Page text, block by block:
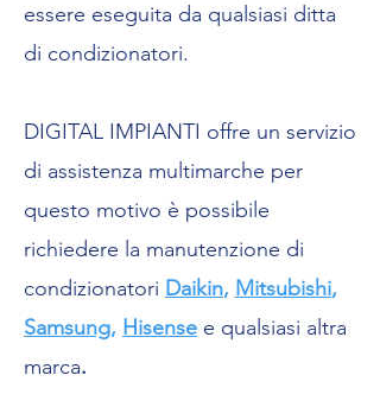
essere eseguita da qualsiasi ditta
di condizionatori.
DIGITAL IMPIANTI offre un servizio
di assistenza multimarche per
questo motivo è possibile
richiedere la manutenzione di
condizionatori Daikin, Mitsubishi,
Samsung, Hisense e qualsiasi altra
marca.